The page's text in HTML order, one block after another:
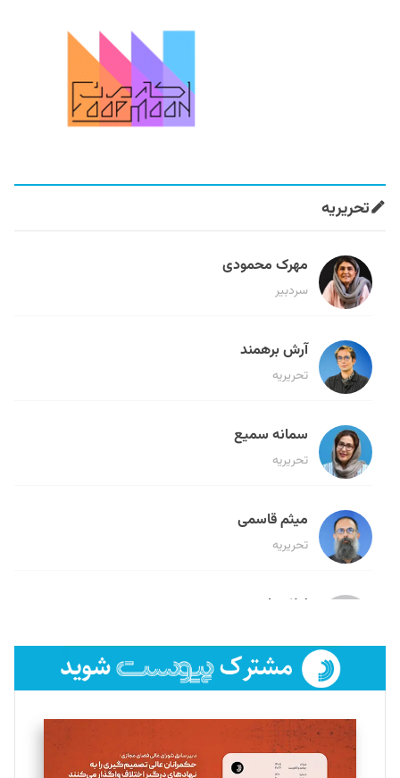
تحریریه
مهرک محمودی
سردبیر
آرش برهمند
تحریریه
سمانه سمیع
تحریریه
میثم قاسمی
تحریریه
لیلا حنارود
فائزه فتحی رستمی
تحریریه